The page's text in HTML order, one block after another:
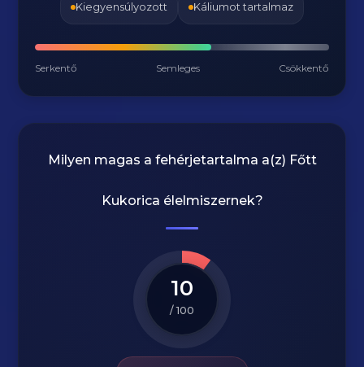
Kiegyensúlyozott Káliumot tartalmaz
Serkentő Semleges Csökkentő
Milyen magas a fehérjetartalma a(z) Főtt
Kukorica élelmiszernek?
10
/ 100